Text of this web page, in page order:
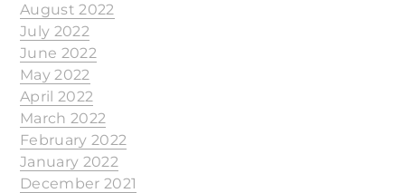
August 2022
July 2022
June 2022
May 2022
April 2022
March 2022
February 2022
January 2022
December 2021